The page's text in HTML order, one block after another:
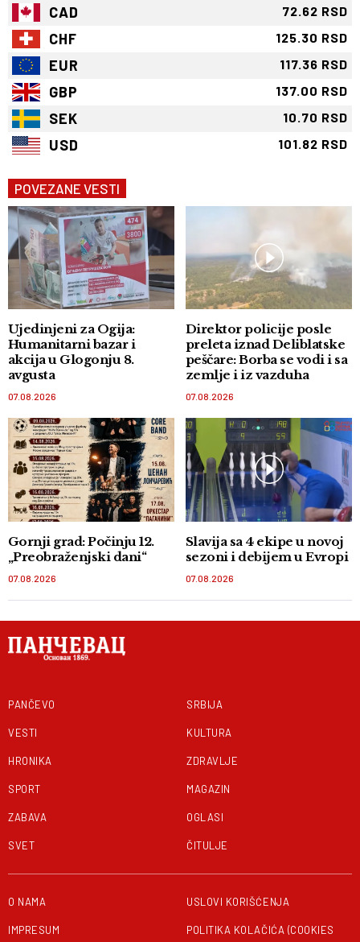
CAD 72.62 RSD
CHF 125.30 RSD
EUR 117.36 RSD
GBP 137.00 RSD
SEK 10.70 RSD
USD 101.82 RSD
POVEZANE VESTI
Ujedinjeni za Ogija:
Humanitarni bazar i
akcija u Glogonju 8.
avgusta
07.08.2026
Direktor policije posle
preleta iznad Deliblatske
peščare: Borba se vodi i sa
zemlje i iz vazduha
07.08.2026
Gornji grad: Počinju 12.
„Preobraženjski dani“
07.08.2026
Slavija sa 4 ekipe u novoj
sezoni i debijem u Evropi
07.08.2026
PANČEVO
VESTI
HRONIKA
SPORT
ZABAVA
SVET
SRBIJA
KULTURA
ZDRAVLJE
MAGAZIN
OGLASI
ČITULJE
O NAMA
IMPRESUM
USLOVI KORIŠĆENJA
POLITIKA KOLAČIĆA (COOKIES